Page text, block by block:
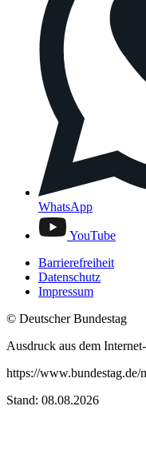
WhatsApp
YouTube
Barrierefreiheit
Datenschutz
Impressum
© Deutscher Bundestag
Ausdruck aus dem
https://www.bundestag.de/
Stand: 08.08.2026